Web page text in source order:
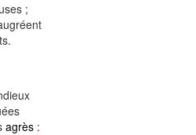
;
agrès :